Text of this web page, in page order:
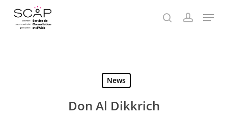
Skip
searchaccount
Menu
News
Don Al Dikkrich